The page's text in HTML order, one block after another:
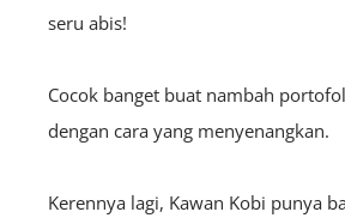
seru abis!
Cocok banget buat nambah
dengan cara yang menyenangkan.
Kerennya lagi, Kawan Kobi punya